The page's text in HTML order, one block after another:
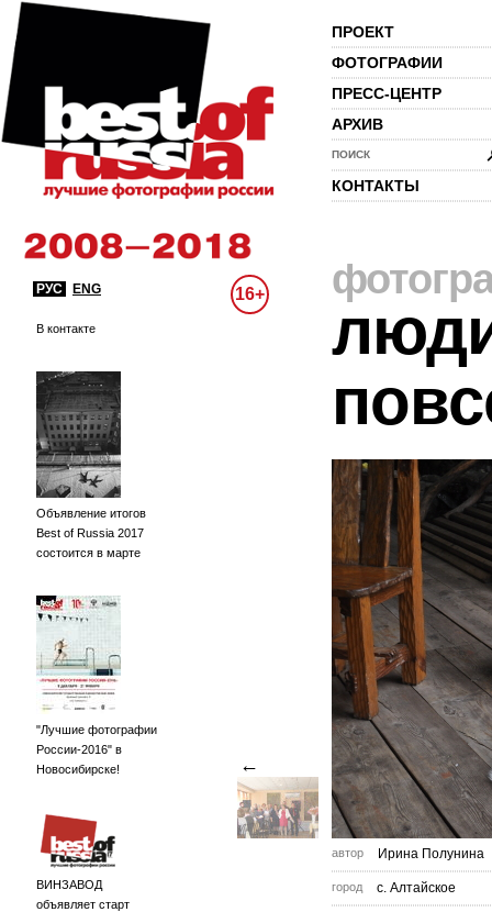
ПРОЕКТ
ФОТОГРАФИИ
ПРЕСС-ЦЕНТР
АРХИВ
ПОИСК
КОНТАКТЫ
РУС ENG 16+
В контакте
Объявление итогов
Best of Russia 2017
состоится в марте
"Лучшие фотографии
России-2016" в
Новосибирске!
ВИНЗАВОД
объявляет старт
←
автор Ирина Полунина
город с. Алтайское